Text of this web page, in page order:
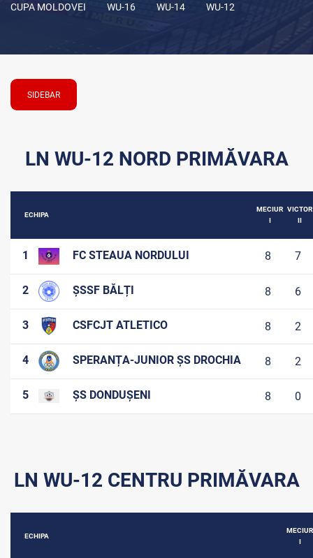
CUPA MOLDOVEI WU-16 WU-14 WU-12
SIDEBAR
LN WU-12 NORD PRIMĂVARA
ECHIPA
MECIUR
I
VICTOR
II
1 FC STEAUA NORDULUI 8 7
2 ȘSSF BĂLȚI 8 6
3 CSFCJT ATLETICO 8 2
4 SPERANȚA-JUNIOR ȘS DROCHIA 8 2
5 ȘS DONDUȘENI 8 0
LN WU-12 CENTRU PRIMĂVARA
ECHIPA
MECIUR
I